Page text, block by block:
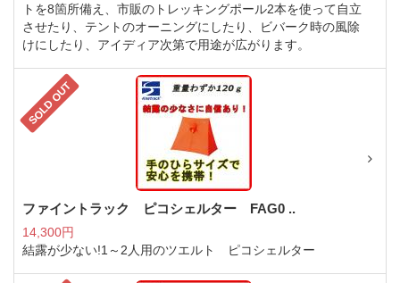
トを8箇所備え、市販のトレッキングポール2本を使って自立
させたり、テントのオーニングにしたり、ビバーク時の風除
けにしたり、アイディア次第で用途が広がります。
SOLD OUT
ファイントラック ピコシェルター FAG0 ..
14,300円
結露が少ない!1～2人用のツエルト ピコシェルター